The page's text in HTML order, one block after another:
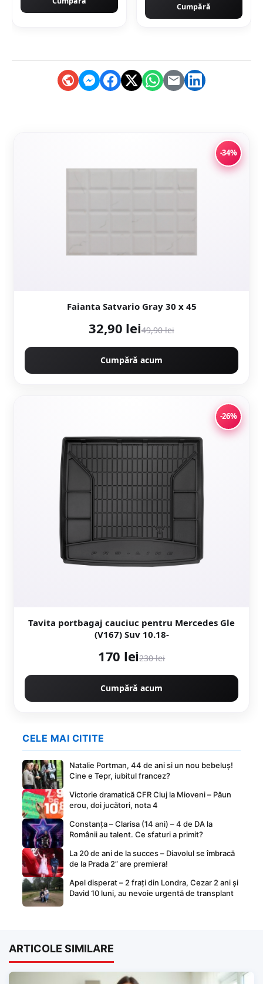
Cumpără
-34%
Faianta Satvario Gray 30 x 45
32,90 lei49,90 lei
Cumpără acum
-26%
Tavita portbagaj cauciuc pentru Mercedes Gle
(V167) Suv 10.18-
170 lei230 lei
Cumpără acum
CELE MAI CITITE
Natalie Portman, 44 de ani si un nou bebeluș!
Cine e Tepr, iubitul francez?
Victorie dramatică CFR Cluj la Mioveni – Păun
erou, doi jucători, nota 4
Constanța – Clarisa (14 ani) – 4 de DA la
Românii au talent. Ce sfaturi a primit?
La 20 de ani de la succes – Diavolul se îmbracă
de la Prada 2” are premiera!
Apel disperat – 2 frați din Londra, Cezar 2 ani și
David 10 luni, au nevoie urgentă de transplant
ARTICOLE SIMILARE